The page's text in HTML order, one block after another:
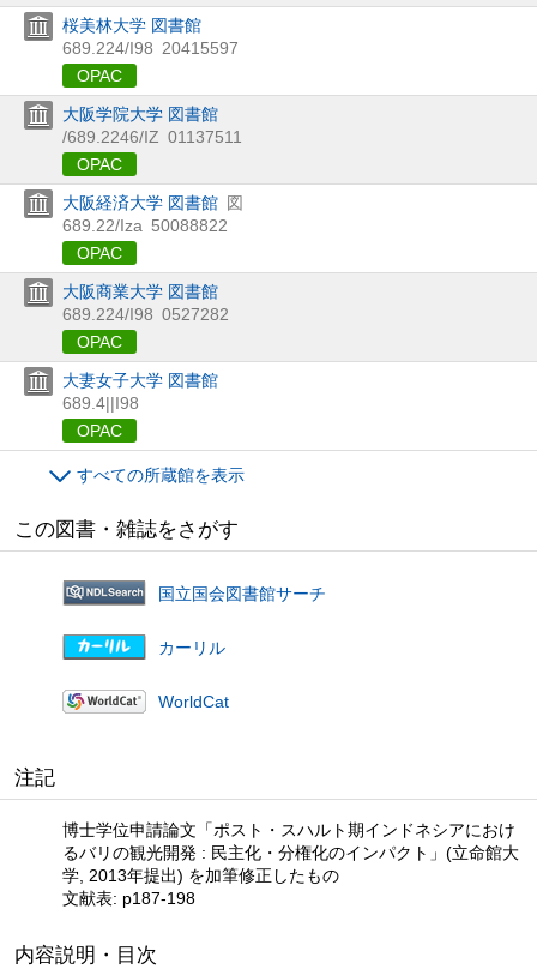
桜美林大学 図書館
689.224/I98 20415597
OPAC
大阪学院大学 図書館
/689.2246/IZ 01137511
OPAC
大阪経済大学 図書館 図
689.22/Iza 50088822
OPAC
大阪商業大学 図書館
689.224/I98 0527282
OPAC
大妻女子大学 図書館
689.4||I98
OPAC
すべての所蔵館を表示
この図書・雑誌をさがす
国立国会図書館サーチ
カーリル
WorldCat
注記
博士学位申請論文「ポスト・スハルト期インドネシアにおけ
るバリの観光開発 : 民主化・分権化のインパクト」(立命館大
学, 2013年提出) を加筆修正したもの
文献表: p187-198
内容説明・目次